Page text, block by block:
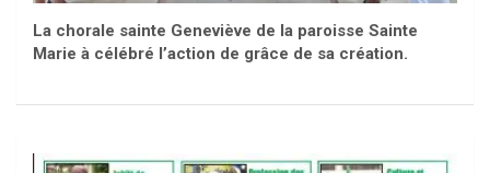
La chorale sainte Geneviève de la paroisse Sainte
Marie à célébré l’action de grâce de sa création.